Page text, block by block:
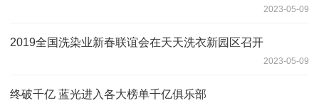
2023-05-09
2019全国洗染业新春联谊会在天天洗衣新园区召开
2023-05-09
终破千亿 蓝光进入各大榜单千亿俱乐部